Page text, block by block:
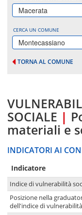
Macerata
CERCA UN COMUNE
Montecassiano
TORNA AL COMUNE
SOCIALE |
materiali e
INDICATORI AI
Indicatore
Indice di vulnerabilità
Posizione nella
dell'indice di vulnerabilità